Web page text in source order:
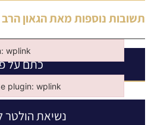
תשובות נוספות מאתהגאון
כתם על
נשיאת הולטר
plugin: wplink
plugin: wplink
wplink